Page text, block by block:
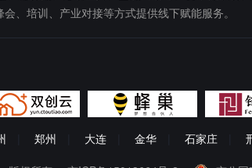
、培训、产业对接等方式提供线下赋能服务。
郑州 大连 金华 石家庄